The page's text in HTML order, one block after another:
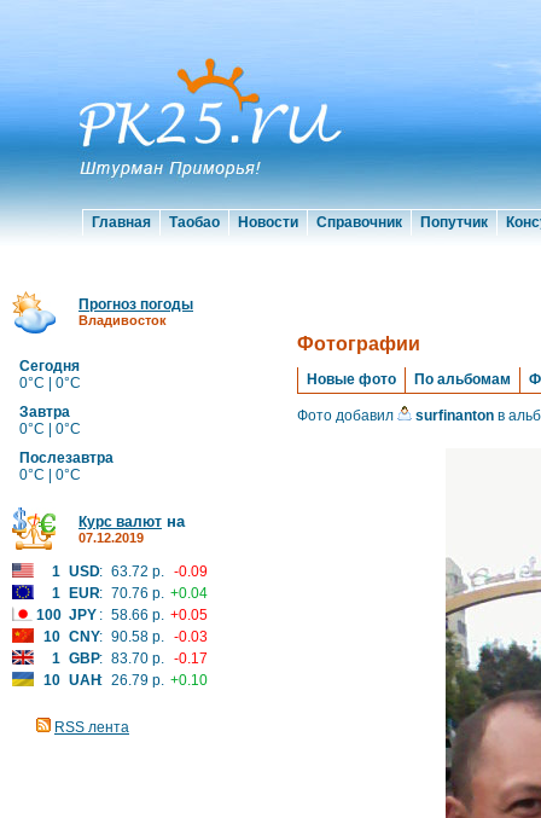
Главная Таобао Новости Справочник Попутчик
Прогноз погоды
Владивосток
Сегодня
0°C | 0°C
Завтра
0°C | 0°C
Послезавтра
0°C | 0°C
Курс валют на
07.12.2019
1 USD: 63.72 р. -0.09
1
EUR: 70.76 р. +0.04
100 JPY : 58.66 р. +0.05
10 CNY: 90.58 р. -0.03
1 GBP: 83.70 р. -0.17
10 UAH: 26.79 р. +0.10
RSS лента
Фотографии
Новые фото По альбомам
Фото добавил surfinanton в